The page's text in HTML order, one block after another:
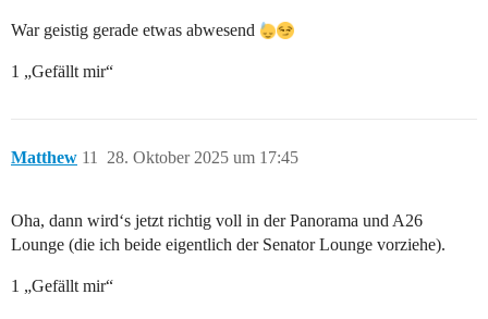
War geistig gerade etwas abwesend
1 „Gefällt mir“
Matthew 28. Oktober 2025 um 17:45
11
Oha, dann wird‘s jetzt richtig voll in der Panorama und A26
Lounge (die ich beide eigentlich der Senator Lounge vorziehe).
1 „Gefällt mir“